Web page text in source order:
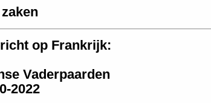
op Frankrijk:
Vaderpaarden
2022